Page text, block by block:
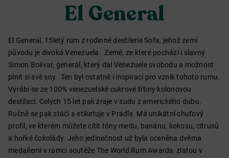
El General
El General, 15letý rum z rodinné destilerie Sofa, jehož zemí
původu je divoká Venezuela. Země, ze které pochází i slavný
Simon Bolívar, generál, který dal Venezuele svobodu a možnost
plnit si své sny. Ten byl ostatně i inspirací pro vznik tohoto rumu.
Vyrábí se ze 100% venezuelské cukrové třtiny kolonovou
destilací. Celých 15 let pak zraje v sudu z amerického dubu.
Ručně se pak stáčí a etiketuje v Prádle. Má unikátní chuťový
profil, ve kterém můžete cítit tóny medu, banánu, kokosu, citrusů
a hořké čokolády. Jeho jedinečnost už byla oceněna dvěma
medailemi v rámci soutěže The World Rum Awards, zlatou v